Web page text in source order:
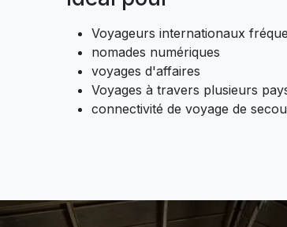
Voyageurs internationaux
nomades numériques
voyages d'affaires
Voyages à travers plusieurs
connectivité de voyage de